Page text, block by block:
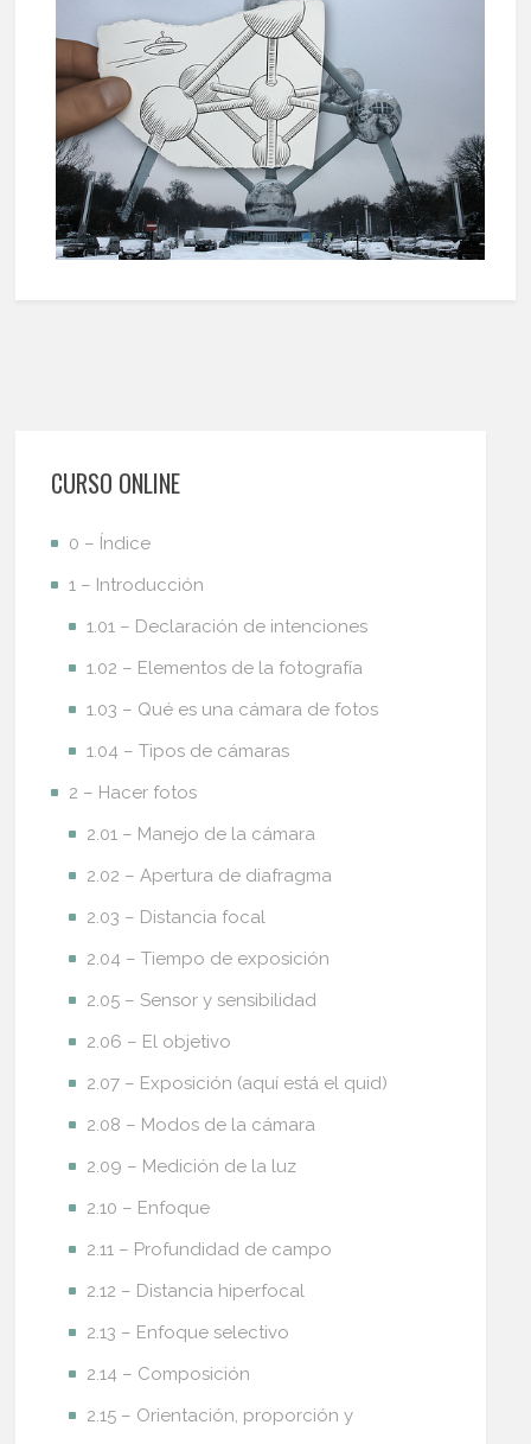
CURSO ONLINE
0 – Índice
1 – Introducción
1.01 – Declaración de intenciones
1.02 – Elementos de la fotografía
1.03 – Qué es una cámara de fotos
1.04 – Tipos de cámaras
2 – Hacer fotos
2.01 – Manejo de la cámara
2.02 – Apertura de diafragma
2.03 – Distancia focal
2.04 – Tiempo de exposición
2.05 – Sensor y sensibilidad
2.06 – El objetivo
2.07 – Exposición (aquí está el quid)
2.08 – Modos de la cámara
2.09 – Medición de la luz
2.10 – Enfoque
2.11 – Profundidad de campo
2.12 – Distancia hiperfocal
2.13 – Enfoque selectivo
2.14 – Composición
2.15 – Orientación, proporción y